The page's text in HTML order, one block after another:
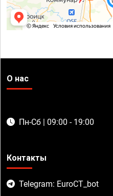
О нас
Пн-Сб | 09:00 - 19:00
Контакты
Telegram: EuroCT_bot